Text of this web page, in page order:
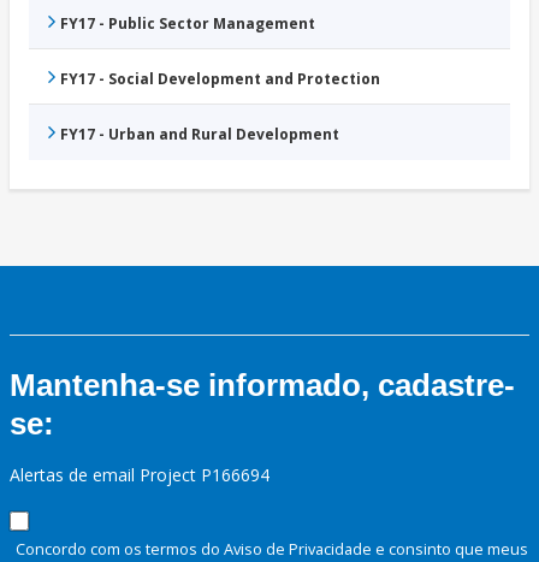
FY17 - Public Sector Management
FY17 - Social Development and Protection
FY17 - Urban and Rural Development
Mantenha-se informado, cadastre-
se:
Alertas de email Project P166694
Concordo com os termos do Aviso de Privacidade e consinto que meus